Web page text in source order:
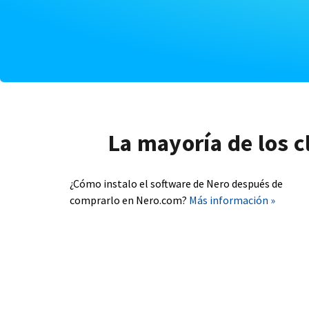
La mayoría de los
¿Cómo instalo el software de Nero después de
comprarlo en Nero.com? Más información »